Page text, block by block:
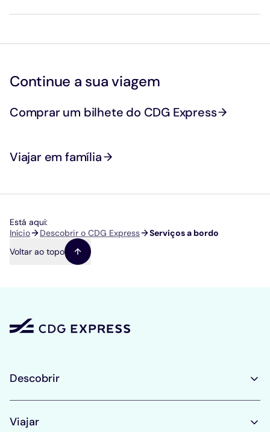
portões de acesso nas estações.
Continue a sua viagem
Comprar um bilhete do CDG Express
Viajar em família
Está aqui:
Navegação
Início Descobrir o CDG Express
Serviços a bordo
Voltar ao topo
Descobrir
Viajar